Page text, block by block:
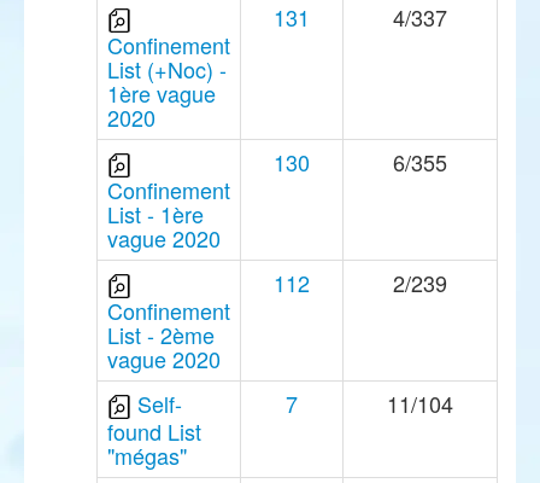
Confinement
List (+Noc) -
1ère vague
2020
131 4/337
Confinement
List - 1ère
vague 2020
130 6/355
Confinement
List - 2ème
vague 2020
112 2/239
Self-
found List
"mégas"
7 11/104